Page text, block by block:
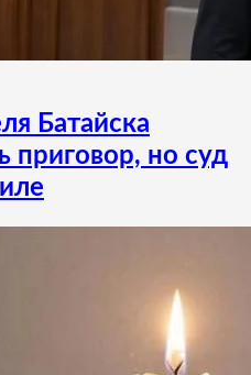
Батайска
приговор, но суд